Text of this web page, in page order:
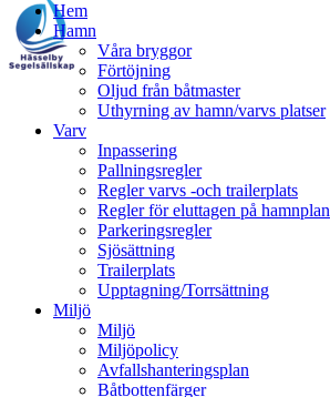
Hem
Hamn
Våra bryggor
Förtöjning
Oljud från båtmaster
Uthyrning av hamn/varvs platser
Varv
Inpassering
Pallningsregler
Regler varvs -och trailerplats
Regler för eluttagen på hamnplan
Parkeringsregler
Sjösättning
Trailerplats
Upptagning/Torrsättning
Miljö
Miljö
Miljöpolicy
Avfallshanteringsplan
Båtbottenfärger